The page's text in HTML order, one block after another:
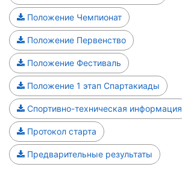
Положение Чемпионат
Положение Первенство
Положение Фестиваль
Положение 1 этап Спартакиады
Спортивно-техническая информация
Протокол старта
Предварительные результаты